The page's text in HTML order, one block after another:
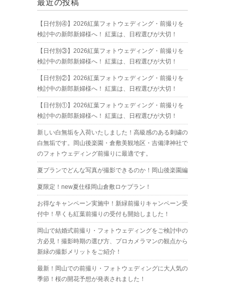
最近の投稿
【日付別④】2026紅葉フォトウェディング・前撮りを
検討中の新郎新婦様へ！ 紅葉は、日程選びが大切！
【日付別③】2026紅葉フォトウェディング・前撮りを
検討中の新郎新婦様へ！ 紅葉は、日程選びが大切！
【日付別②】2026紅葉フォトウェディング・前撮りを
検討中の新郎新婦様へ！ 紅葉は、日程選びが大切！
【日付別①】2026紅葉フォトウェディング・前撮りを
検討中の新郎新婦様へ！ 紅葉は、日程選びが大切！
新しい白無垢を入荷いたしました！高級感のある刺繍の
白無垢です。岡山後楽園・倉敷美観地区・吉備津神社で
のフォトウェディング前撮りに最適です。
夏プランでどんな写真が撮影できるのか！岡山後楽園編
夏限定！new夏仕様岡山倉敷ロケプラン！
お得なキャンペーン実施中！新緑前撮りキャンペーン受
付中！早くも紅葉前撮りの受付も開始しました！
岡山で結婚式前撮り・フォトウェディングをご検討中の
方必見！撮影時期の選び方、プロカメラマンの観点から
新緑の撮影メリットをご紹介！
最新！岡山での前撮り・フォトウェディングに大人気の
季節！桜の開花予想が発表されました！